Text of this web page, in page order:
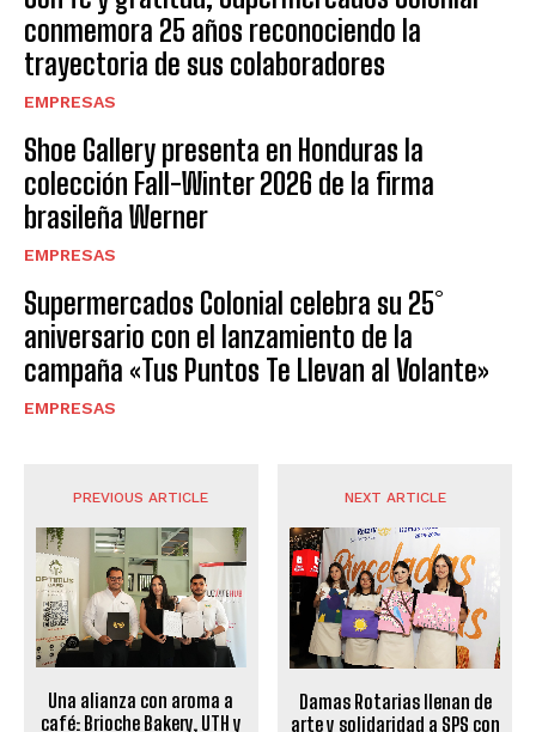
conmemora 25 años reconociendo la
trayectoria de sus colaboradores
EMPRESAS
Shoe Gallery presenta en Honduras la
colección Fall-Winter 2026 de la firma
brasileña Werner
EMPRESAS
Supermercados Colonial celebra su 25°
aniversario con el lanzamiento de la
campaña «Tus Puntos Te Llevan al Volante»
EMPRESAS
PREVIOUS ARTICLE
Una alianza con aroma a
café: Brioche Bakery, UTH y
NEXT ARTICLE
Damas Rotarias llenan de
arte y solidaridad a SPS con